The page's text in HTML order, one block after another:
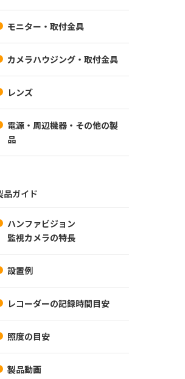
モニター・取付金具
カメラハウジング・取付金具
レンズ
電源・周辺機器・その他の製
品
品ガイド
ハンファビジョン
監視カメラの特長
設置例
レコーダーの記録時間目安
照度の目安
製品動画